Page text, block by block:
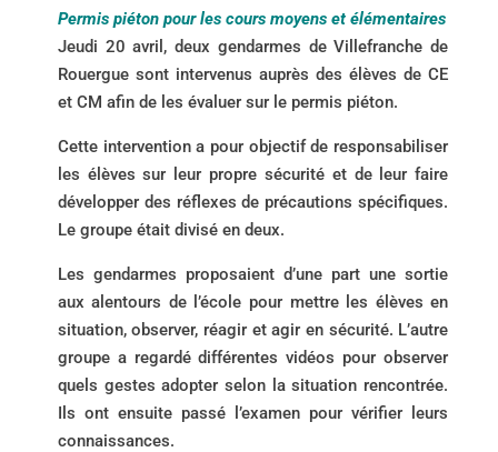
Permis piéton pour les cours moyens et élémentaires
Jeudi 20 avril, deux gendarmes de Villefranche de
Rouergue sont intervenus auprès des élèves de CE
et CM afin de les évaluer sur le permis piéton.
Cette intervention a pour objectif de responsabiliser
les élèves sur leur propre sécurité et de leur faire
développer des réflexes de précautions spécifiques.
Le groupe était divisé en deux.
Les gendarmes proposaient d’une part une sortie
aux alentours de l’école pour mettre les élèves en
situation, observer, réagir et agir en sécurité. L’autre
groupe a regardé différentes vidéos pour observer
quels gestes adopter selon la situation rencontrée.
Ils ont ensuite passé l’examen pour vérifier leurs
connaissances.